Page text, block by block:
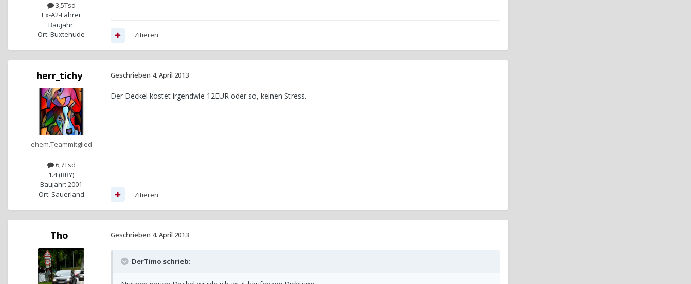
3,5Tsd
Ex-A2-Fahrer
Baujahr:
Ort: Buxtehude
Zitieren
herr_tichy
ehem.Teammitglied
6,7Tsd
1.4 (BBY)
Baujahr: 2001
Ort: Sauerland
Geschrieben 4. April 2013
Der Deckel kostet irgendwie 12EUR oder so, keinen Stress.
Zitieren
Tho Geschrieben 4. April 2013
DerTimo schrieb: